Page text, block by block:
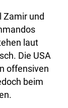
Zamir und
laut
Die USA
offensiven
beim